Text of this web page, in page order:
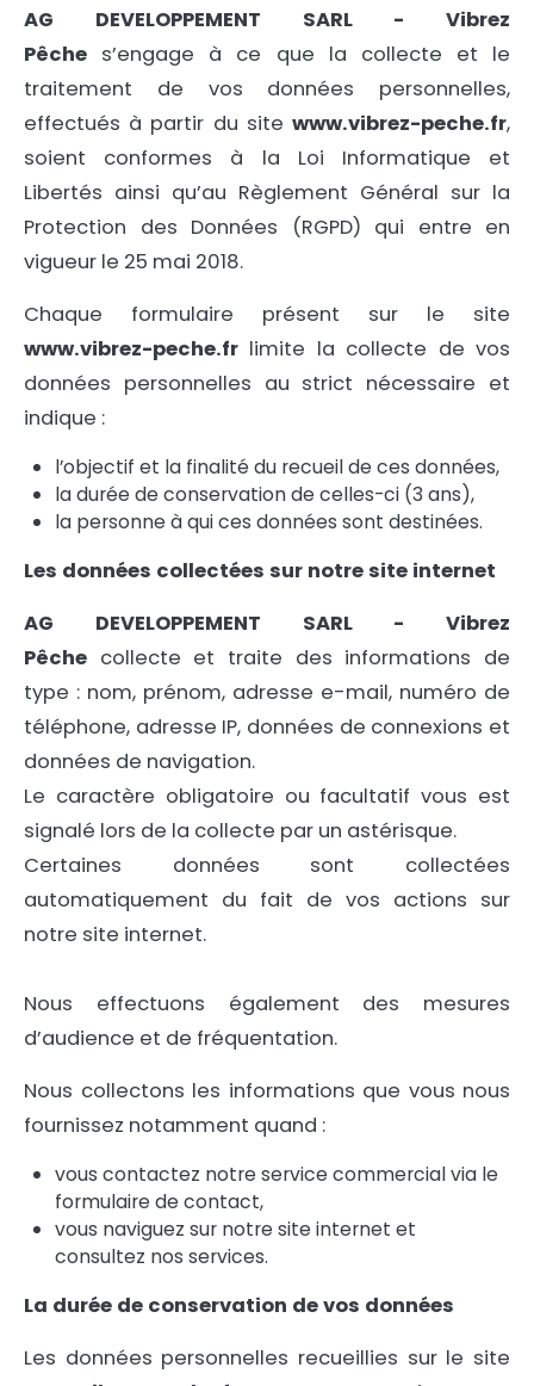
AG DEVELOPPEMENT SARL - Vibrez
Pêche s’engage à ce que la collecte et le
traitement de vos données personnelles,
effectués à partir du site www.vibrez-peche.fr,
soient conformes à la Loi Informatique et
Libertés ainsi qu’au Règlement Général sur la
Protection des Données (RGPD) qui entre en
vigueur le 25 mai 2018.
Chaque formulaire présent sur le site
www.vibrez-peche.fr limite la collecte de vos
données personnelles au strict nécessaire et
indique :
l’objectif et la finalité du recueil de ces données,
la durée de conservation de celles-ci (3 ans),
la personne à qui ces données sont destinées.
Les données collectées sur notre site internet
AG DEVELOPPEMENT SARL - Vibrez
Pêche collecte et traite des informations de
type : nom, prénom, adresse e-mail, numéro de
téléphone, adresse IP, données de connexions et
données de navigation.
Le caractère obligatoire ou facultatif vous est
signalé lors de la collecte par un astérisque.
Certaines données sont collectées
automatiquement du fait de vos actions sur
notre site internet.
Nous effectuons également des mesures
d’audience et de fréquentation.
Nous collectons les informations que vous nous
fournissez notamment quand :
vous contactez notre service commercial via le
formulaire de contact,
vous naviguez sur notre site internet et
consultez nos services.
La durée de conservation de vos données
Les données personnelles recueillies sur le site